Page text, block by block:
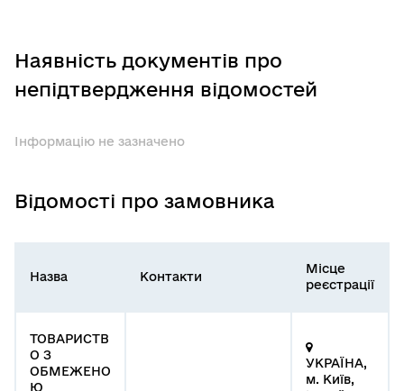
Наявність документів про
непідтвердження відомостей
Інформацію не зазначено
Відомості про замовника
Назва Контакти
Місце
реєстрації
ТОВАРИСТВ
О З
ОБМЕЖЕНО
Ю
УКРАЇНА,
м. Київ,